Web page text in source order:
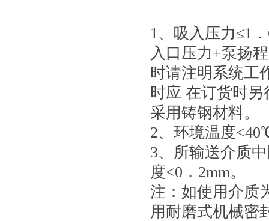
1、吸入压力≤1
入口压力+泵扬
时请注明系统工
时应 在订货时
采用铸钢材料。
2、环境温度
3、所输送介质
度<0．2mm。
注：如使用介质
用耐磨式机械密